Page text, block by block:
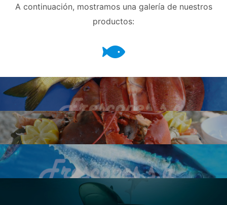
A continuación, mostramos una galería de nuestros
productos: